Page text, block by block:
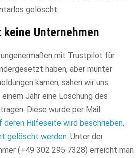
gelöscht.
Unternehmen
mit Trustpilot für
haben, aber munter
kamen, sahen wir uns
Jahr eine Löschung des
Diese wurde per Mail
deren Hilfeseite wird beschrieben,
gelöscht werden . Unter der
(+49 302 295 7328) erreicht man